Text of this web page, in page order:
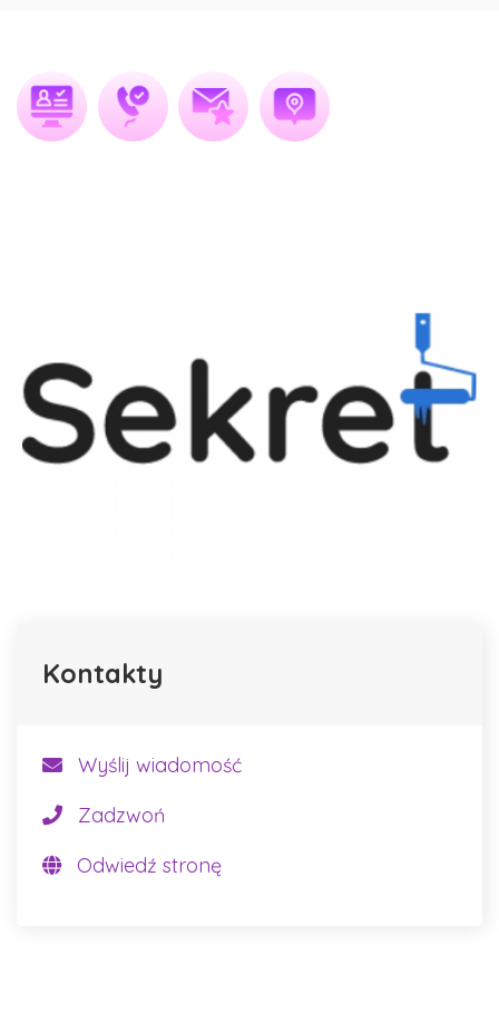
Kontakty
Wyślij wiadomość
Zadzwoń
Odwiedź stronę